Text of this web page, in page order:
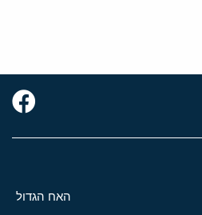
האח הגדול